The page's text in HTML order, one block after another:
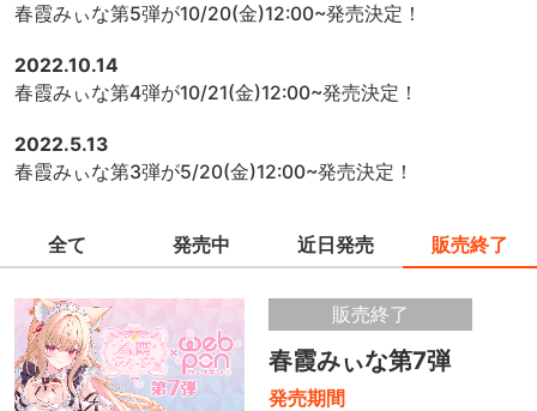
春霞みぃな第5弾が10/20(金)12:00~発売決定！
2022.10.14
春霞みぃな第4弾が10/21(金)12:00~発売決定！
2022.5.13
春霞みぃな第3弾が5/20(金)12:00~発売決定！
全て 発売中 近日発売 販売終了
販売終了
春霞みぃな第7弾
発売期間